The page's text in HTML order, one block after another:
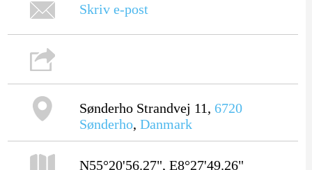
Skriv e-post
Sønderho Strandvej 11, 6720
Sønderho, Danmark
N55°20'56.27", E8°27'49.26"